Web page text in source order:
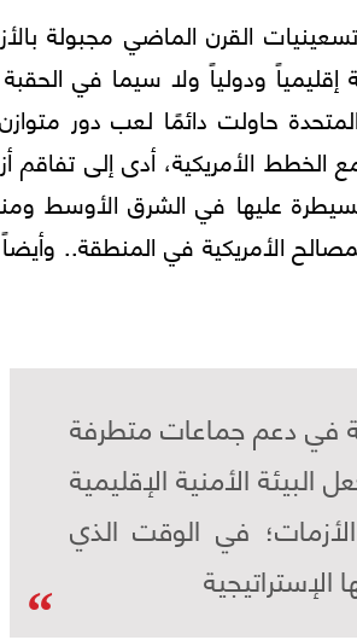
القرن الماضي مجبولة
ودولياً ولا سيما في الحقبة
من أن الولايات المتحدة حاولت دائمًا لعب دور
الخطط الأمريكية، أدى إلى تفاقم
عليها في الشرق الأوسط
الأمريكية في المنطقة..
في دعم جماعات متطرفة
الأمنية الإقليمية
في الوقت الذي